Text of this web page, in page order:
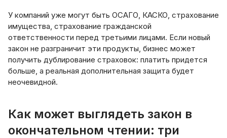
У компаний уже могут быть ОСАГО, КАСКО, страхование
имущества, страхование гражданской
ответственности перед третьими лицами. Если новый
закон не разграничит эти продукты, бизнес может
получить дублирование страховок: платить придется
больше, а реальная дополнительная защита будет
неочевидной.
Как может выглядеть закон в
окончательном чтении: три